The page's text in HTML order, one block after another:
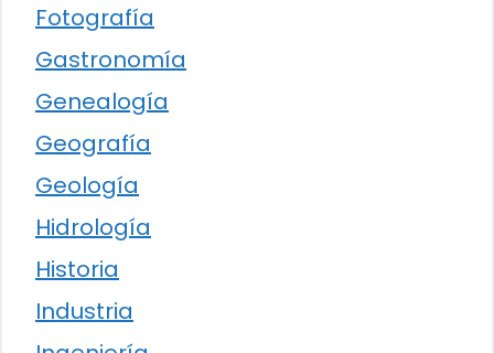
Fotografía
Gastronomía
Genealogía
Geografía
Geología
Hidrología
Historia
Industria